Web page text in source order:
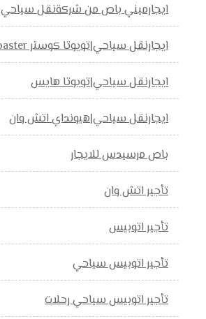
ايجارميني باص من شركةنقل سياحي
ايجارنقل سياحي|تويوتا كوستر ToyotaCoaster
ايجارنقل سياحي|تويوتا هايس
ايجارنقل سياحي|هيونداي اتش وان
باص مرسيدس للايجار
تأجير اتش وان
تأجير اتوبيس
تأجير اتوبيس سياحي
تأجير اتوبيس سياحي رحلات